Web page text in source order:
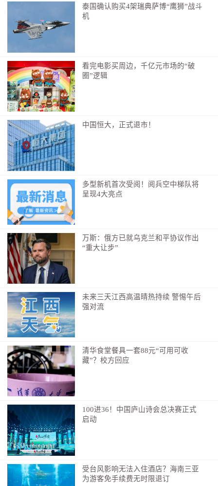
乡贤是县区发展不可或缺的重要力量，对临川区而
言，乡贤是最宝贵的战略资源之一。
2024年3月9日举办的“优环境·话发展”政企恳谈会暨
要平台。“要有针对性地制定临川区酒店用品产业的发展
规划。”吴宜文在会上称，各位乡贤企业家要积极参与，
拧成一股绳、合成一股力，共同投身家乡酒店用品产业
发展，实现大家事业做大、家乡经济发展。
临川区委副书记、区长李群彪则表示，希望充分发
挥各企业优势，促进各企业间相互配套、相互支持、相
互发展，齐心协力创造临川酒店用品产业的美好未来。
同时，政府将千方百计提供优质服务，为各位企业家搭
不难看出，通过产业链精准招商、乡贤资源转化与
营商环境革新，临川区正将传统优势转化为现代产业集
群竞争力。
立足昌抚合作示范区建设推动产业落地
在我国经济持续回升向好，餐饮、旅游消费活力不
断增强的大环境下，临川区依托显著的区位优势与深厚
的产业底蕴，正迎来酒店用品产业发展的战略机遇期。
未来，临川酒店用品产业发展路径该如何规划、如何铺
展？
在今年4月召开的酒店用品行业发展座谈会上，吴宜
文为产业发展定下基调：“政府打造良好环境，企业创造
社会财富。作为党委、政府，将坚持规划先行、基础设
施先行，为企业做好配套服务；作为企业，希望大家想
好怎么干，下定干的决心，付出干的行动，共同把临川
吴宜文还表示，当前，临川区委、区政府正在全面
落实省、市关于推进昌抚一体化发展的部署要求，大力
推进昌抚合作示范区建设，发展酒店用品产业正当其
产业在临川落地。
泰国确认购买4架瑞典萨博“鹰狮”战斗
机
看完电影买周边，千亿元市场的“破
圈”逻辑
中国恒大，正式退市！
多型新机首次受阅！阅兵空中梯队将
呈现4大亮点
万斯：俄方已就乌克兰和平协议作出
“重大让步”
未来三天江西高温晴热持续 警惕午后
强对流
清华食堂餐具一套88元“可用可收
藏”？校方回应
100进36！中国庐山诗会总决赛正式
启动
受台风影响无法入住酒店？海南三亚
为游客免手续费无时限退订